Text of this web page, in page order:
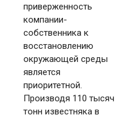
приверженность
компании-
собственника к
восстановлению
окружающей среды
является
приоритетной.
Производя 110 тысяч
тонн известняка в